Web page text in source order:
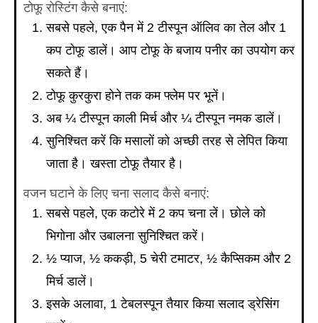
टोफू रोस्टिंग कैसे बनाएं:
सबसे पहले, एक पैन में 2 टीस्पून ऑलिव का तेल और 1
कप टोफू डालें। आप टोफू के बजाय पनीर का उपयोग कर
सकते हैं।
टोफू कुरकुरा होने तक कम फ्लेम पर भूनें।
अब ¼ टीस्पून काली मिर्च और ¼ टीस्पून नमक डालें।
सुनिश्चित करें कि मसालों को अच्छी तरह से लेपित किया
जाता है। खस्ता टोफू तैयार है।
वजन घटाने के लिए चना सलाद कैसे बनाएं:
सबसे पहले, एक कटोरे में 2 कप चना लें। छोले को
भिगोना और उबालना सुनिश्चित करें।
½ प्याज, ½ ककड़ी, 5 चेरी टमाटर, ½ कैप्सिकम और 2
मिर्च डालें।
इसके अलावा, 1 टेबलस्पून तैयार किया सलाद ड्रेसिंग